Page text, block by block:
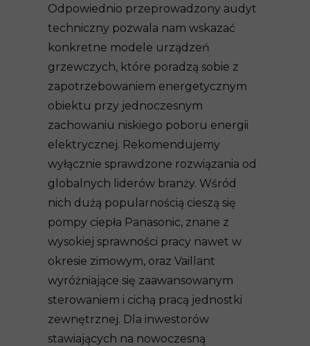
Odpowiednio przeprowadzony audyt
techniczny pozwala nam wskazać
konkretne modele urządzeń
grzewczych, które poradzą sobie z
zapotrzebowaniem energetycznym
obiektu przy jednoczesnym
zachowaniu niskiego poboru energii
elektrycznej. Rekomendujemy
wyłącznie sprawdzone rozwiązania od
globalnych liderów branży. Wśród
nich dużą popularnością cieszą się
pompy ciepła Panasonic, znane z
wysokiej sprawności pracy nawet w
okresie zimowym, oraz Vaillant
wyróżniające się zaawansowanym
sterowaniem i cichą pracą jednostki
zewnętrznej. Dla inwestorów
stawiających na nowoczesną